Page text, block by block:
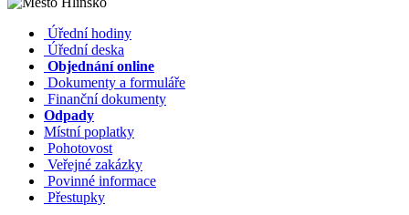
Úřední hodiny
Úřední deska
Objednání online
Dokumenty a formuláře
Finanční dokumenty
Odpady
Místní poplatky
Pohotovost
Veřejné zakázky
Povinné informace
Přestupky